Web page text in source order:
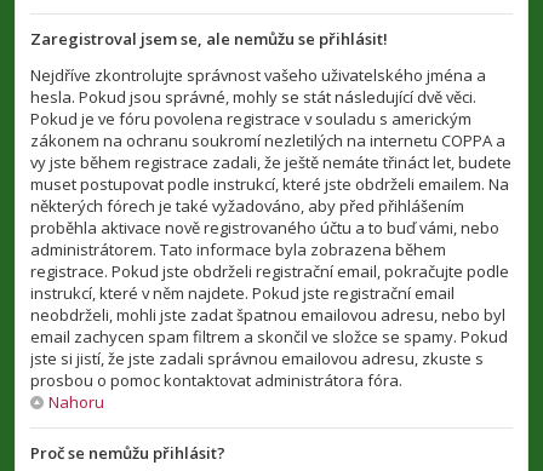
Zaregistroval jsem se, ale nemůžu se přihlásit!
Nejdříve zkontrolujte správnost vašeho uživatelského jména a
hesla. Pokud jsou správné, mohly se stát následující dvě věci.
Pokud je ve fóru povolena registrace v souladu s americkým
zákonem na ochranu soukromí nezletilých na internetu COPPA a
vy jste během registrace zadali, že ještě nemáte třináct let, budete
muset postupovat podle instrukcí, které jste obdrželi emailem. Na
některých fórech je také vyžadováno, aby před přihlášením
proběhla aktivace nově registrovaného účtu a to buď vámi, nebo
administrátorem. Tato informace byla zobrazena během
registrace. Pokud jste obdrželi registrační email, pokračujte podle
instrukcí, které v něm najdete. Pokud jste registrační email
neobdrželi, mohli jste zadat špatnou emailovou adresu, nebo byl
email zachycen spam filtrem a skončil ve složce se spamy. Pokud
jste si jistí, že jste zadali správnou emailovou adresu, zkuste s
prosbou o pomoc kontaktovat administrátora fóra.
Nahoru
Proč se nemůžu přihlásit?